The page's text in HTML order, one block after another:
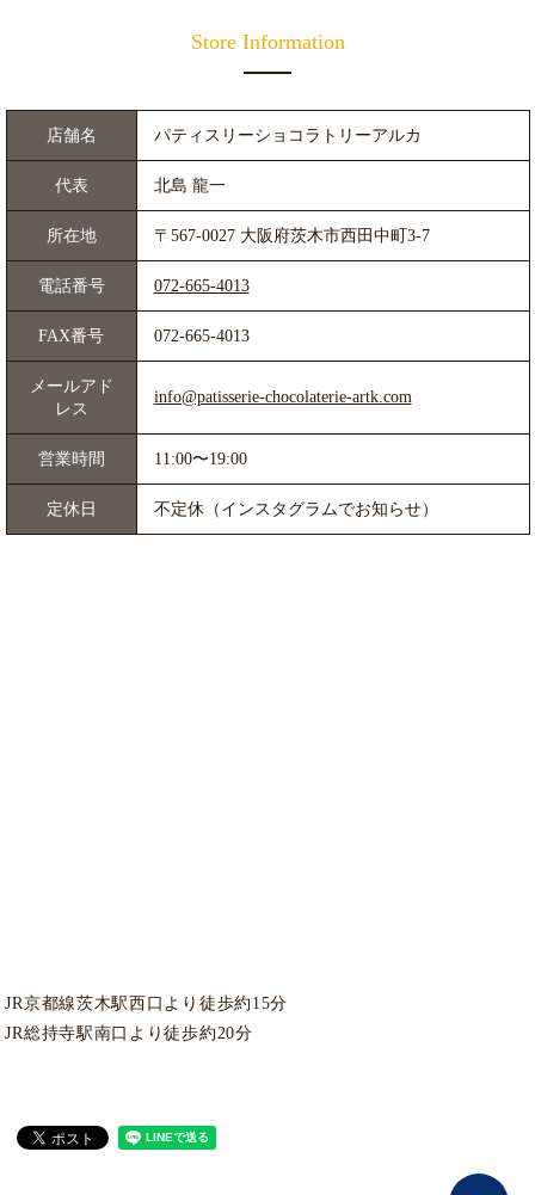
Store Information
店舗名 パティスリーショコラトリーアルカ
代表 北島 龍一
所在地 〒567-0027 大阪府茨木市西田中町3-7
電話番号 072-665-4013
FAX番号 072-665-4013
メールアド
レス
info@patisserie-chocolaterie-artk.com
営業時間 11:00〜19:00
定休日 不定休（インスタグラムでお知らせ）
JR京都線茨木駅西口より徒歩約15分
JR総持寺駅南口より徒歩約20分